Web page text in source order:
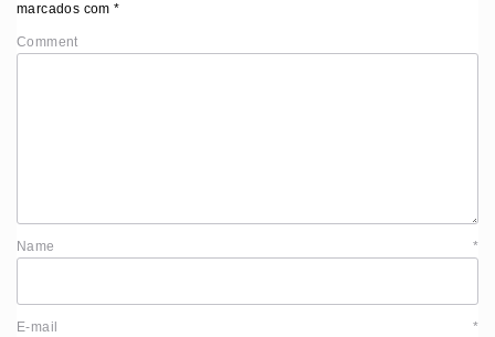
marcados com*
Comment
Name *
E-mail *